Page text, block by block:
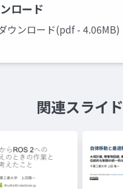
ロード
ウンロード(pdf - 4.06MB)
関連スライド